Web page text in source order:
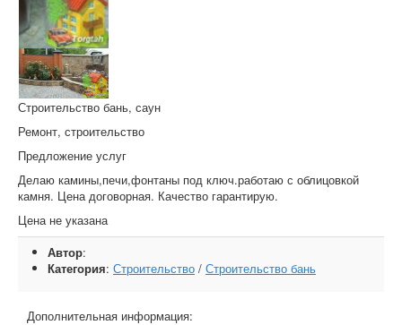
Строительство бань, саун
Ремонт, строительство
Предложение услуг
Делаю камины,печи,фонтаны под ключ.работаю с облицовкой
камня. Цена договорная. Качество гарантирую.
Цена не указана
Автор:
Категория: Строительство / Строительство бань
Дополнительная информация: